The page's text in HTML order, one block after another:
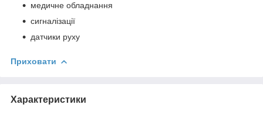
медичне обладнання
сигналізації
датчики руху
Приховати
Характеристики